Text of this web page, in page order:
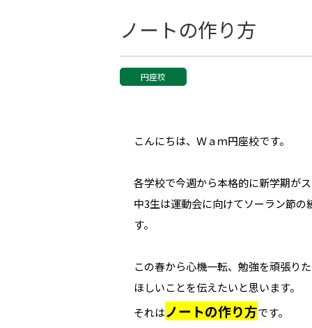
ノートの作り方
円座校
こんにちは、Ｗａｍ円座校です。
各学校で今週から本格的に新学期が
中3生は運動会に向けてソーラン節
す。
この春から心機一転、勉強を頑張り
ほしいことを伝えたいと思います。
それはノートの作り方です。